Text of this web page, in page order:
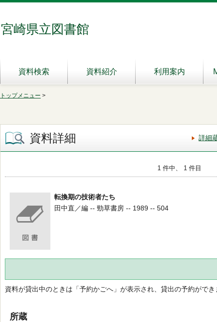
宮崎県立図書館
資料検索 資料紹介 利用案内
トップメニュー >
資料詳細 詳細
1 件中、 1 件目
転換期の技術者たち
田中直／編 -- 勁草書房 -- 1989 -- 504
資料が貸出中のときは「予約かごへ」が表示され、貸出の予約ができ
所蔵